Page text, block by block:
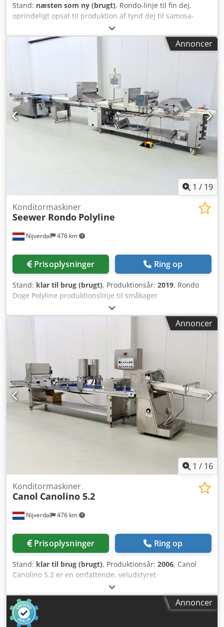
Stand: næsten som ny (brugt), Rondo-linje til fin dej,
oprindeligt opsat til produktion af tynd dej til samosa-
fremstilling, men kan anvendes til enhver form for fin
dejproduktion. Linjen starter med en hævet transportør, 6-
valset dejextruder på 650 mm bredde, forskellige 700 mm
brede transportbånd med guillotiner og melstrøere. Den
var konfigureret til at skære dejen i stykker af 75 x 173 mm
– 8 på tværs, 90 x 213 mm – 7 på tværs og 110 x 254 mm –
5 på tværs. Vi skal dog først verificere, om alle størrelser
stadig er tilgængelige, da dette ikke er bekræftet, men blot
aflæst fra ordresedlen. Linjens samlede længde er ca. 22
meter. Alle bånd er mørnede, da linjen har været
opbevaret sikkert i mange år og ikke kunne sælges til
konkurrenter i Storbritannien. Cedpfeh Rwlfsx Acyorf
Annoncer
1 / 19
Nijverdal 476 km
Konditormaskiner
Seewer Rondo Polyline
Prisoplysninger Ring op
Stand: klar til brug (brugt), Produktionsår: 2019, Rondo
Doge Polyline produktionslinje til småkager
Crsdpfozgcgwex Acyof Byggeår 2019 Samlet bordlængde
830 cm Båndbredde 64 cm Betjening via
programpladser Båndhastighed 0,5 – 8 m/min
Skærestation Fodbetjening Melsprøjte Sprøjte Guillotine
Kompakt udlægningsmaskine Byggeår 2022
Annoncer
1 / 16
Nijverdal 476 km
Konditormaskiner
Canol Canolino 5.2
Prisoplysninger Ring op
Stand: klar til brug (brugt), Produktionsår: 2006, Canol
Canolino 5.2 er en omfattende, veludstyret
produktionslinje til fremstilling af fint bagværk, herunder
butterdej, hævet dej og wienerbrød. Denne Canol Canolino
5.2 er udstyret med en uafhængig dejkalibreringsenhed og
sikrer en ensartet dejtykkelse samt konstant
Annoncer